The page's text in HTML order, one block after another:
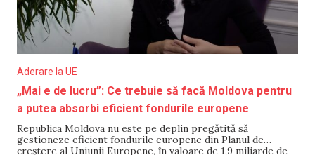
Aderare la UE
„Mai e de lucru”: Ce trebuie să facă Moldova pentru
a putea absorbi eficient fondurile europene
Republica Moldova nu este pe deplin pregătită să
gestioneze eficient fondurile europene din Planul de
creștere al Uniunii Europene, în valoare de 1,9 miliarde de